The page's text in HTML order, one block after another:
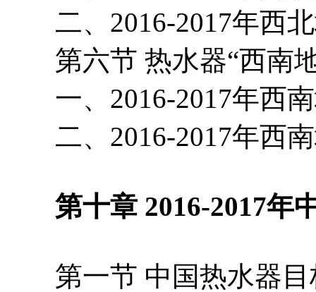
二、2016-2017年西北
第六节 热水器“西南
一、2016-2017年西南
二、2016-2017年西南
第十章 2016-2017年
第一节 中国热水器目